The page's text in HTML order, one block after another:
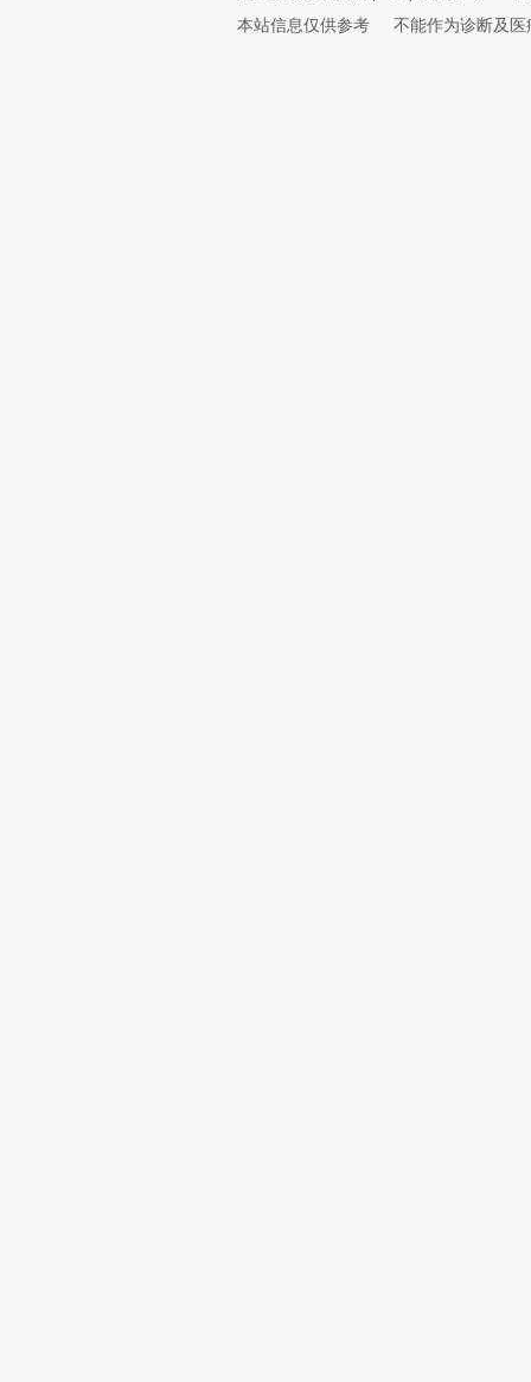
本站信息仅供参考
不能作为诊断及医